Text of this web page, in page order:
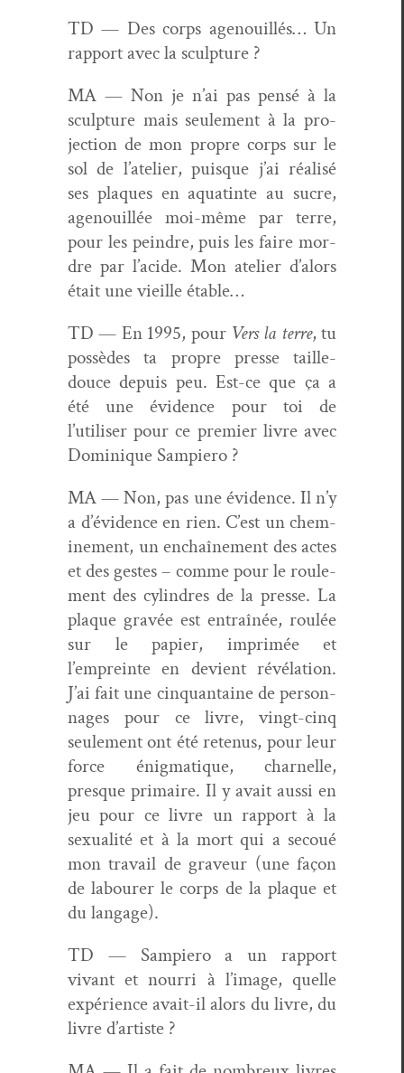
TD — Des corps age­nouil­lés… Un
rap­port avec la sculpture ?
MA — Non je n’ai pas pen­sé à la
sculp­ture mais seule­ment à la pro­
jec­tion de mon pro­pre corps sur le
sol de l’atelier, puisque j’ai réal­isé
ses plaques en aquat­inte au sucre,
age­nouil­lée moi-même par terre,
pour les pein­dre, puis les faire mor­
dre par l’acide. Mon ate­lier d’alors
était une vieille étable…
TD — En 1995, pour Vers la terre, tu
pos­sèdes ta pro­pre presse taille-
douce depuis peu. Est-ce que ça a
été une évi­dence pour toi de
l’utiliser pour ce pre­mier livre avec
Dominique Sampiero ?
MA — Non, pas une évi­dence. Il n’y
a d’évidence en rien. C’est un chem­
ine­ment, un enchaîne­ment des actes
et des gestes – comme pour le roule­
ment des cylin­dres de la presse. La
plaque gravée est entraînée, roulée
sur le papi­er, imprimée et
l’empreinte en devient révéla­tion.
J’ai fait une cinquan­taine de per­son­
nages pour ce livre, vingt-cinq
seule­ment ont été retenus, pour leur
force énig­ma­tique, char­nelle,
presque pri­maire. Il y avait aus­si en
jeu pour ce livre un rap­port à la
sex­u­al­ité et à la mort qui a sec­oué
mon tra­vail de graveur (une façon
de labour­er le corps de la plaque et
du langage).
TD — Sampiero a un rap­port
vivant et nour­ri à l’image, quelle
expéri­ence avait-il alors du livre, du
livre d’artiste ?